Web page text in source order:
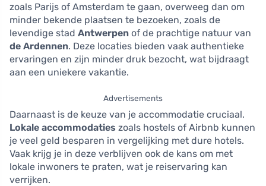
zoals Parijs of Amsterdam te gaan, overweeg dan om
minder bekende plaatsen te bezoeken, zoals de
levendige stad Antwerpen of de prachtige natuur van
de Ardennen. Deze locaties bieden vaak authentieke
ervaringen en zijn minder druk bezocht, wat bijdraagt
aan een uniekere vakantie.
Advertisements
Daarnaast is de keuze van je accommodatie cruciaal.
Lokale accommodaties zoals hostels of Airbnb kunnen
je veel geld besparen in vergelijking met dure hotels.
Vaak krijg je in deze verblijven ook de kans om met
lokale inwoners te praten, wat je reiservaring kan
verrijken.